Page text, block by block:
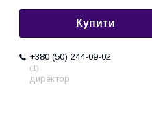
Купити
+380 (50) 244-09-02
1
директор